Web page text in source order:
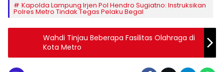
Kapolda Lampung Irjen Pol Hendro Sugiatno: Instruksikan
Polres Metro Tindak Tegas Pelaku Begal
Wahdi Tinjau Beberapa Fasilitas Olahraga di
Kota Metro